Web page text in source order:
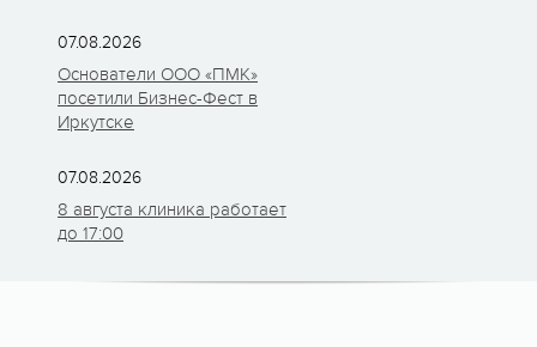
07.08.2026
Основатели ООО «ПМК»
посетили Бизнес-Фест в
Иркутске
07.08.2026
8 августа клиника работает
до 17:00